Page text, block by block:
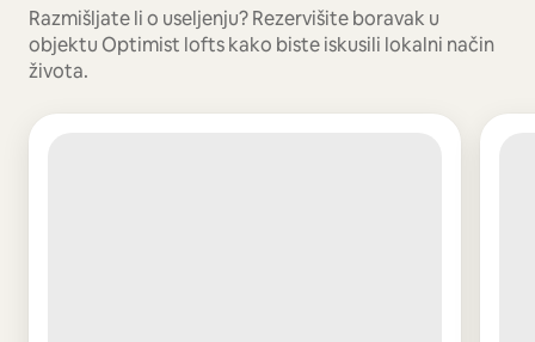
Razmišljate li o useljenju? Rezervišite boravak u
objektu Optimist lofts kako biste iskusili lokalni način
života.